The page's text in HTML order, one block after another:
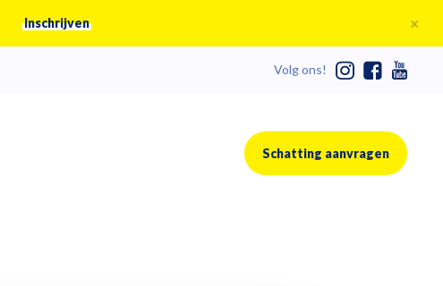
Inschrijven
Volg ons!
Schatting aanvragen